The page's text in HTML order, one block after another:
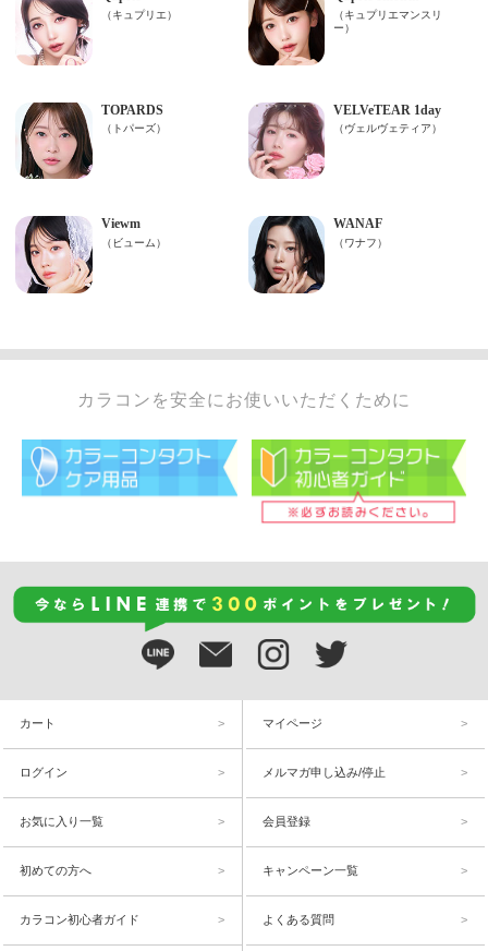
カラコンを安全にお使いいただくために
カート マイページ
ログイン メルマガ申し込み/停止
お気に入り一覧 会員登録
初めての方へ キャンペーン一覧
カラコン初心者ガイド よくある質問